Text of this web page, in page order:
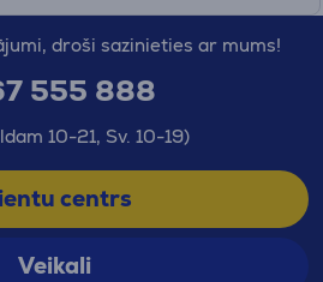
droši sazinieties ar mums!
555 888
10-21, Sv. 10-19)
centrs
Veikali